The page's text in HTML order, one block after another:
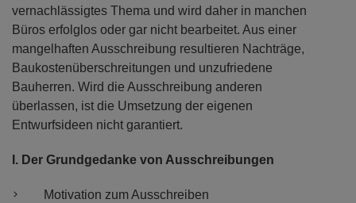
vernachlässigtes Thema und wird daher in manchen
Büros erfolglos oder gar nicht bearbeitet. Aus einer
mangelhaften Ausschreibung resultieren Nachträge,
Baukostenüberschreitungen und unzufriedene
Bauherren. Wird die Ausschreibung anderen
überlassen, ist die Umsetzung der eigenen
Entwurfsideen nicht garantiert.
I. Der Grundgedanke von Ausschreibungen
Motivation zum Ausschreiben